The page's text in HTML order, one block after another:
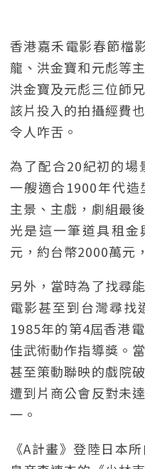
香港嘉禾電影春節檔
龍、洪金寶和元彪等
洪金寶及元彪三位師
該片投入的拍攝經費
令人咋舌。
為了配合20紀初的場
一艘適合1900年代
主景、主戲，劇組最
光是這一筆道具租
元，約台幣2000萬元
另外，當時為了找尋
電影甚至到台灣尋找
1985年的第4屆香港
佳武術動作指導獎。
甚至策動聯映的戲院
遭到片商公會反對未
一。
《A計畫》登陸日本